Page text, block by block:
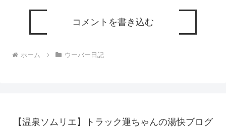
コメントを書き込む
ホーム ウーバー日記
【温泉ソムリエ】トラック運ちゃんの湯快ブログ